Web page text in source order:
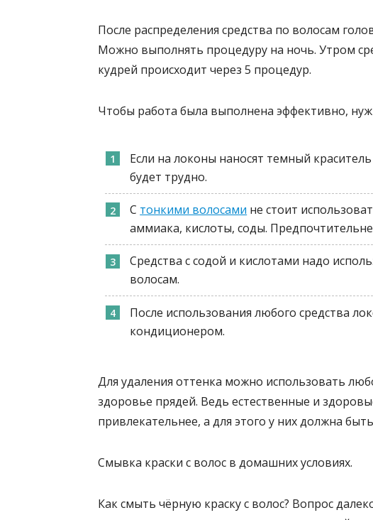
После распределения средства по волосам
Можно выполнять процедуру на ночь. Утром
кудрей происходит через 5 процедур.
Чтобы работа была выполнена эффективно,
Если на локоны наносят темный
будет трудно.
С тонкими волосами не стоит
аммиака, кислоты, соды.
Средства с содой и кислотами надо
волосам.
После использования любого средства
кондиционером.
Для удаления оттенка можно использовать
здоровье прядей. Ведь естественные и
привлекательнее, а для этого у них должна
Смывка краски с волос в домашних условиях.
Как смыть чёрную краску с волос? Вопрос